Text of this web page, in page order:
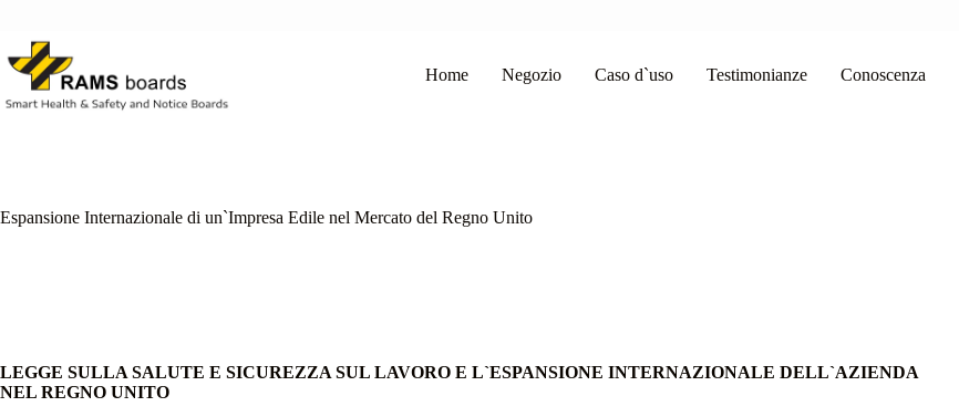
contenuto
Home
Negozio Caso d`uso Testimonianze Conoscenza
Espansione Internazionale di un`Impresa Edile nel Mercato del Regno Unito
LEGGE SULLA SALUTE E SICUREZZA SUL LAVORO E L`ESPANSIONE INTERNAZIONALE DELL`AZIENDA
NEL REGNO UNITO